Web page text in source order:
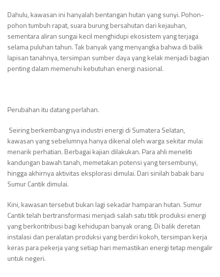
Dahulu, kawasan ini hanyalah bentangan hutan yang sunyi. Pohon-
pohon tumbuh rapat, suara burung bersahutan dari kejauhan,
sementara aliran sungai kecil menghidupi ekosistem yang terjaga
selama puluhan tahun. Tak banyak yang menyangka bahwa di balik
lapisan tanahnya, tersimpan sumber daya yang kelak menjadi bagian
penting dalam memenuhi kebutuhan energi nasional.
Perubahan itu datang perlahan.
Seiring berkembangnya industri energi di Sumatera Selatan,
kawasan yang sebelumnya hanya dikenal oleh warga sekitar mulai
menarik perhatian. Berbagai kajian dilakukan. Para ahli meneliti
kandungan bawah tanah, memetakan potensi yang tersembunyi,
hingga akhirnya aktivitas eksplorasi dimulai. Dari sinilah babak baru
Sumur Cantik dimulai.
Kini, kawasan tersebut bukan lagi sekadar hamparan hutan. Sumur
Cantik telah bertransformasi menjadi salah satu titik produksi energi
yang berkontribusi bagi kehidupan banyak orang. Di balik deretan
instalasi dan peralatan produksi yang berdiri kokoh, tersimpan kerja
keras para pekerja yang setiap hari memastikan energi tetap mengalir
untuk negeri.